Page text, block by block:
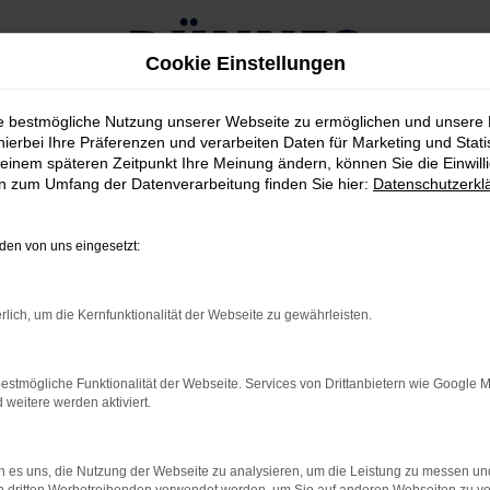
UNTERWEGS IN
wieder gestellt und offen gestanden, kommt es bei der
Nürnberg geeignet ist und gleich in mehrerlei Hinsicht
ein Ford Ecosport ist ein Hingucker und weckt gleich auf
die Eignung sowohl für den Stadtverkehr als
Cookie Einstellungen
bestmögliche Nutzung unserer Webseite zu ermöglichen und unsere
Ihre Präferenzen und verarbeiten Daten für Marketing und
späteren Zeitpunkt Ihre Meinung ändern, können Sie die
zum Umfang der Datenverarbeitung finden Sie hier:
von uns eingesetzt:
um die Kernfunktionalität der Webseite zu gewährleisten.
Funktionalität der Webseite. Services von Drittanbietern wie Google
weitere werden aktiviert.
es uns, die Nutzung der Webseite zu analysieren, um die Leistung zu messen